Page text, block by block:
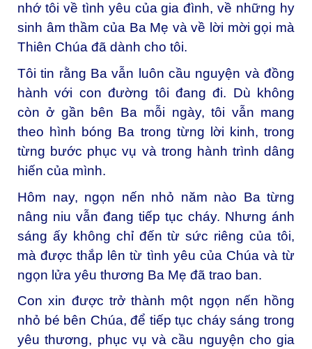
nhớ tôi về tình yêu của gia đình, về những hy
sinh âm thầm của Ba Mẹ và về lời mời gọi mà
Thiên Chúa đã dành cho tôi.
Tôi tin rằng Ba vẫn luôn cầu nguyện và đồng
hành với con đường tôi đang đi. Dù không
còn ở gần bên Ba mỗi ngày, tôi vẫn mang
theo hình bóng Ba trong từng lời kinh, trong
từng bước phục vụ và trong hành trình dâng
hiến của mình.
Hôm nay, ngọn nến nhỏ năm nào Ba từng
nâng niu vẫn đang tiếp tục cháy. Nhưng ánh
sáng ấy không chỉ đến từ sức riêng của tôi,
mà được thắp lên từ tình yêu của Chúa và từ
ngọn lửa yêu thương Ba Mẹ đã trao ban.
Con xin được trở thành một ngọn nến hồng
nhỏ bé bên Chúa, để tiếp tục cháy sáng trong
yêu thương, phục vụ và cầu nguyện cho gia